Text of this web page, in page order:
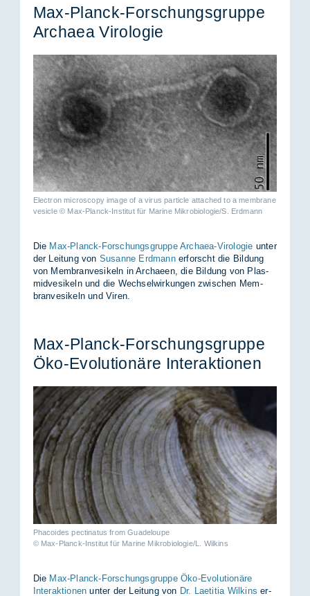
Max-Planck-For­schungs­grup­pe
Ar­chaea Vi­ro­lo­gie
Electron microscopy image of a virus particle attached to a membrane
vesicle © Max-Planck-Institut für Marine Mikrobiologie/S. Erdmann
Die Max-Planck-Forschungsgruppe Archaea-Virologie un­ter
der Lei­tung von Susanne Erdmanner­forscht die Bil­dung
von Mem­bran­vesi­keln in Ar­chae­en, die Bil­dung von Plas­
mid­vesi­keln und die Wech­sel­wir­kun­gen zwi­schen Mem­
bran­vesi­keln und Vi­ren.
Max-Planck-For­schungs­grup­pe
Öko-Evo­lu­tio­nä­re In­ter­ak­tio­nen
Phacoides pectinatus from Guadeloupe
© Max-Planck-Institut für Marine Mikrobiologie/L. Wilkins
Die Max-Planck-Forschungsgruppe Öko-Evolutionäre
Interaktionen un­ter der Lei­tung von Dr. Laetitia Wilkins er­